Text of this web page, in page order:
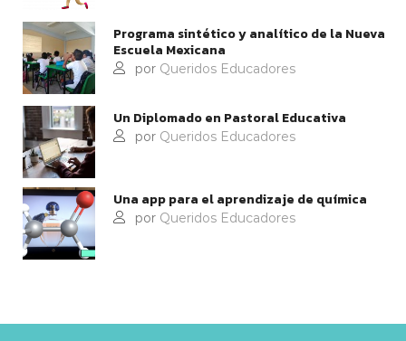
Programa sintético y analítico de la Nueva
Escuela Mexicana
por Queridos Educadores
Un Diplomado en Pastoral Educativa
por Queridos Educadores
Una app para el aprendizaje de química
por Queridos Educadores